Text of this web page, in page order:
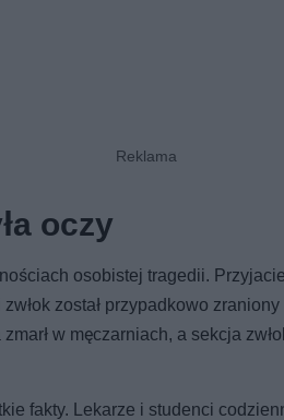
oczy
osobistej tragedii.
został przypadkowo
w męczarniach, a sekcja
fakty. Lekarze i studenci